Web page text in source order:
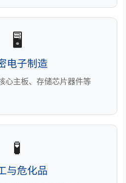
🖥️
电子制造
心主板、存储芯片器件等
🧪
与危化品